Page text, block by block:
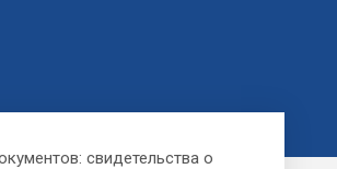
свидетельства о